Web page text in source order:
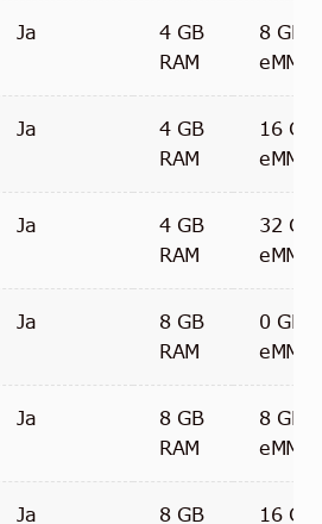
Ja
4 GB
RAM
8 GB
eMMC
Ja
4 GB
RAM
16 GB
eMMC
Ja
4 GB
RAM
32 GB
eMMC
Ja
8 GB
RAM
0 GB
eMMC
Ja
8 GB
RAM
8 GB
eMMC
Ja
8 GB
16 GB